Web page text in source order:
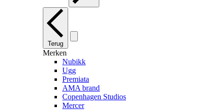
Terug
Merken
Nubikk
Ugg
Premiata
AMA brand
Copenhagen Studios
Mercer